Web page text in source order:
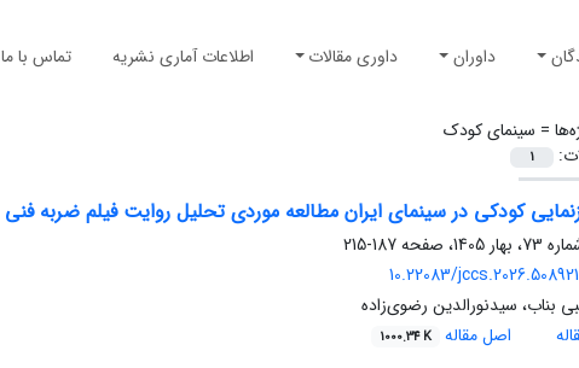
داوران داوری مقالات اطلاعات آماری نشریه تماس با ما
= سینمای کودک
1
کودکی در سینمای ایران مطالعه موردی تحلیل روایت فیلم ضربه ‌فنی
187-215
10.22083/
بناب، سیدنورالدین رضوی‌زاده
اصل مقاله 1000.34 K